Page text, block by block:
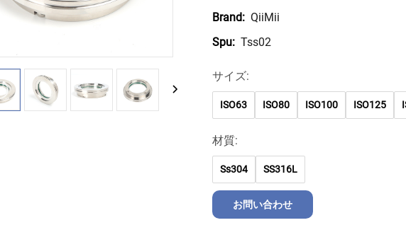
Brand: QiiMii
Spu: Tss02
サイズ:
ISO63 ISO80 ISO100 ISO125
材質:
Ss304 SS316L
お問い合わせ